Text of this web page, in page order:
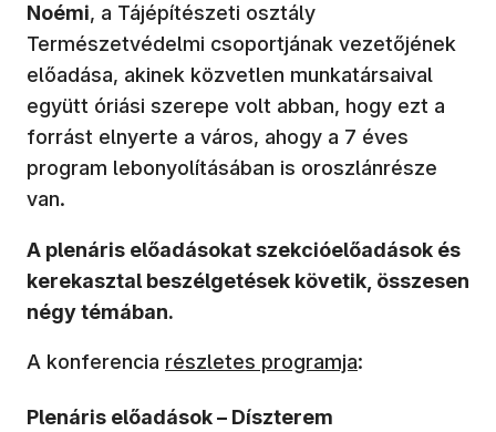
Noémi, a Tájépítészeti osztály
Természetvédelmi csoportjának vezetőjének
előadása, akinek közvetlen munkatársaival
együtt óriási szerepe volt abban, hogy ezt a
forrást elnyerte a város, ahogy a 7 éves
program lebonyolításában is oroszlánrésze
van.
A plenáris előadásokat szekcióelőadások és
kerekasztal beszélgetések követik, összesen
négy témában.
A konferencia részletes programja:
Plenáris előadások – Díszterem